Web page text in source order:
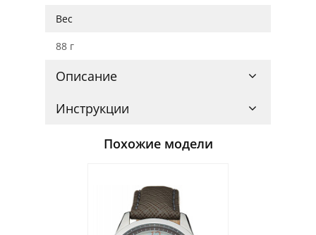
Вес
88 г
Описание
Инструкции
Похожие модели